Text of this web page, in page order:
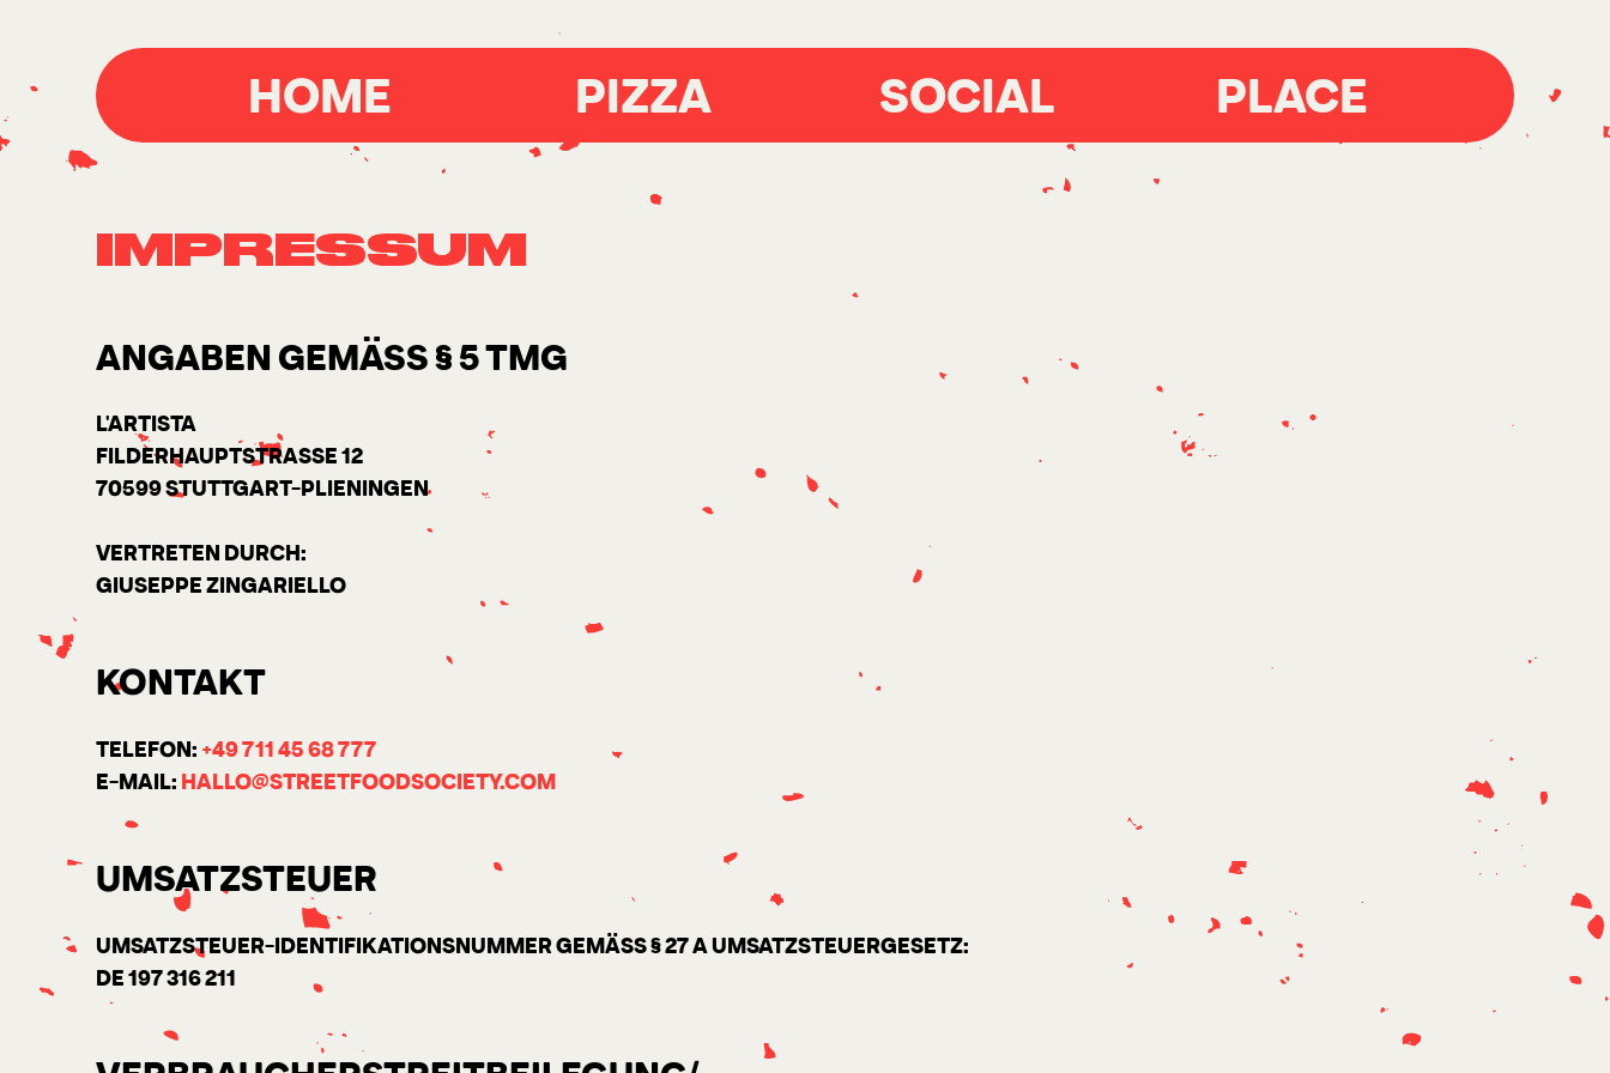
HOME PIZZA SOCIAL PLACE
IMPRESSUM
ANGABEN GEMÄSS § 5 TMG
L'ARTISTA
FILDERHAUPTSTRASSE 12
70599 STUTTGART-PLIENINGEN
VERTRETEN DURCH:
GIUSEPPE ZINGARIELLO
KONTAKT
TELEFON: +49 711 45 68 777
E-MAIL: HALLO@STREETFOODSOCIETY.COM
UMSATZSTEUER
UMSATZSTEUER-IDENTIFIKATIONSNUMMER GEMÄSS § 27 A UMSATZSTEUERGESETZ:
DE 197 316 211